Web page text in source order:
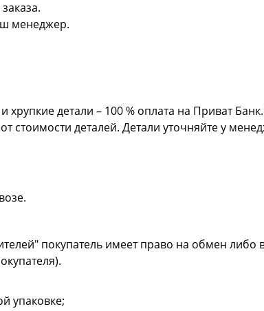
менеджер.
детали – 100 % оплата на Приват
стоимости деталей. Детали уточняйте у
покупатель имеет право на обмен либо
упаковке;